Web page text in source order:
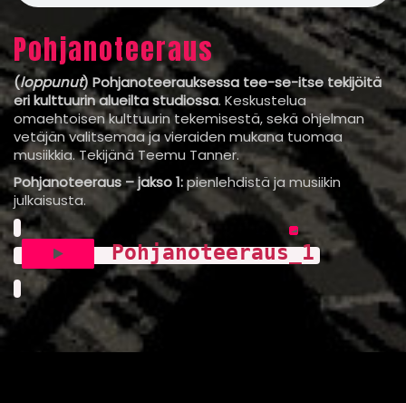
Pohjanoteeraus
(loppunut) Pohjanoteerauksessa tee-se-itse tekijöitä
eri kulttuurin alueilta studiossa. Keskustelua
omaehtoisen kulttuurin tekemisestä, sekä ohjelman
vetäjän valitsemaa ja vieraiden mukana tuomaa
musiikkia. Tekijänä Teemu Tanner.
Pohjanoteeraus – jakso 1:pienlehdistä ja musiikin
julkaisusta.
Pohjanoteeraus_1